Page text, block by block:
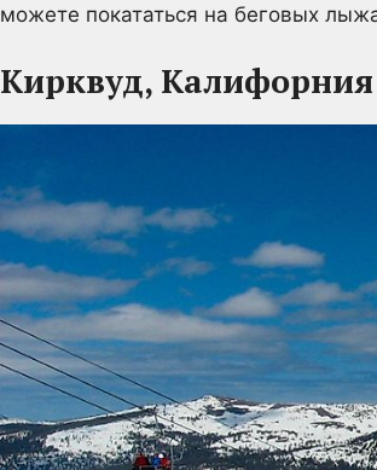
можете покататься на беговых
Кирквуд, Калифорния